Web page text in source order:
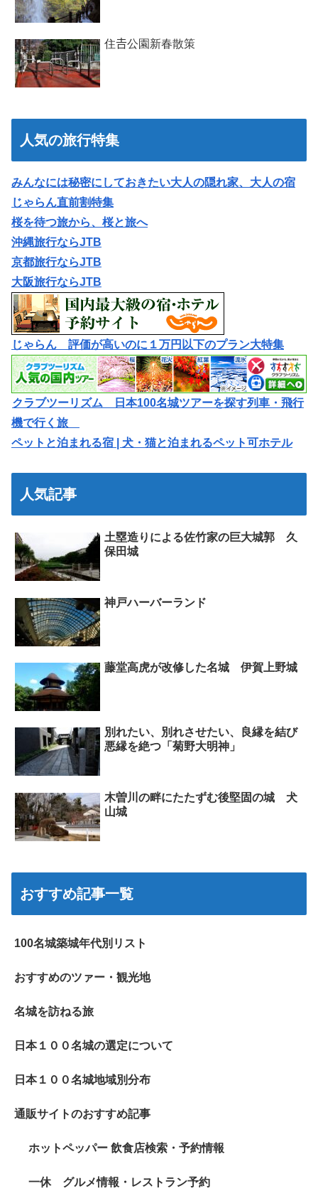
住𠮷公園新春散策
人気の旅行特集
みんなには秘密にしておきたい大人の隠れ家、大人の宿
じゃらん直前割特集
桜を待つ旅から、桜と旅へ
沖縄旅行ならJTB
京都旅行ならJTB
大阪旅行ならJTB
じゃらん 評価が高いのに１万円以下のプラン大特集
クラブツーリズム 日本100名城ツアーを探す列車・飛行
機で行く旅
ペットと泊まれる宿 | 犬・猫と泊まれるペット可ホテル
人気記事
土塁造りによる佐竹家の巨大城郭 久
保田城
神戸ハーバーランド
藤堂高虎が改修した名城 伊賀上野城
別れたい、別れさせたい、良縁を結び
悪縁を絶つ「菊野大明神」
木曽川の畔にたたずむ後堅固の城 犬
山城
おすすめ記事一覧
100名城築城年代別リスト
おすすめのツァー・観光地
名城を訪ねる旅
日本１００名城の選定について
日本１００名城地域別分布
通販サイトのおすすめ記事
ホットペッパー 飲食店検索・予約情報
一休 グルメ情報・レストラン予約